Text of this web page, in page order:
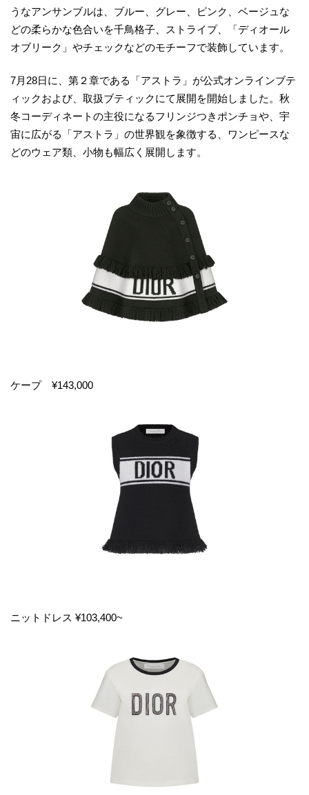
うなアンサンブルは、ブルー、グレー、ピンク、ベージュな
どの柔らかな色合いを千鳥格子、ストライプ、「ディオール
オブリーク」やチェックなどのモチーフで装飾しています。
7月28日に、第２章である「アストラ」が公式オンラインブテ
ィックおよび、取扱ブティックにて展開を開始しました。秋
冬コーディネートの主役になるフリンジつきポンチョや、宇
宙に広がる「アストラ」の世界観を象徴する、ワンピースな
どのウェア類、小物も幅広く展開します。
ケープ ¥143,000
ニットドレス ¥103,400~